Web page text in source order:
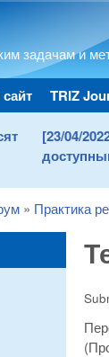
задачам и
TRIZ
[23/04/
» Практика